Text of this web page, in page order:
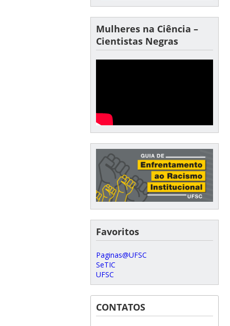
Mulheres na Ciência –
Cientistas Negras
Favoritos
Paginas@UFSC
SeTIC
UFSC
CONTATOS